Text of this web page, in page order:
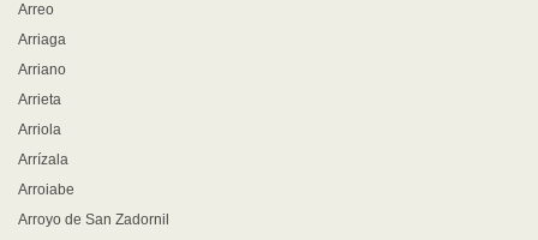
Arreo
Arriaga
Arriano
Arrieta
Arriola
Arrízala
Arroiabe
Arroyo de San Zadornil